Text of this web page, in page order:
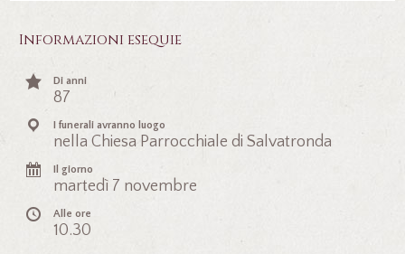
Informazioni esequie
Di anni
87
I funerali avranno luogo
nella Chiesa Parrocchiale di Salvatronda
Il giorno
martedì 7 novembre
Alle ore
10.30